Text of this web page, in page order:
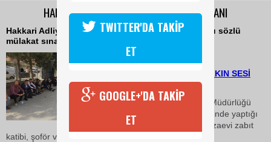
HAKKARİ ADLİYESİ’NDE MÜLAKAT HEYECANI
Hakkari Adliyesi’nde ceza infaz kuruma memurluğu sözlü
mülakat sınavı heyecanı yaşandı.
15 Eylül 2018 Cumartesi 11:26
HABER: SERDAR SEVİ-HALKIN SESİ
GAZETESİ
Ceza ve Tevkif Evleri Genel Müdürlüğü
Taşra Teşkilatı’nın ülke genelinde yaptığı
infaz ve koruma memuru, cezaevi zabıt
katibi, şoför ve aşçı alımının mülakat sınavları başladı.
TWITTER'DA TAKİP
ET
GOOGLE+'DA TAKİP
ET